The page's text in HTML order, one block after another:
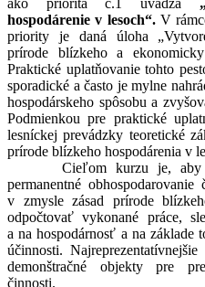
hospodárenie v lesoch“. V
priority je daná úloha
prírode blízkeho a
Praktické uplatňovanie tohto
sporadické a často je mylne
hospodárskeho spôsobu a
Podmienkou pre praktické
lesníckej prevádzky teoretické
prírode blízkeho hospodárenia v
Cieľom kurzu je, aby
permanentné
v zmysle zásad prírode
odpočtovať vykonané práce,
a na hospodárnosť a na základe
účinnosti.
demonštračné objekty pre
činnosti.